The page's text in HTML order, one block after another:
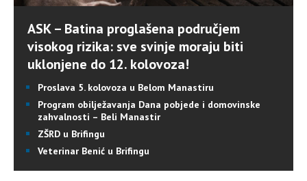
ASK – Batina proglašena područjem
visokog rizika: sve svinje moraju biti
uklonjene do 12. kolovoza!
Proslava 5. kolovoza u Belom Manastiru
Program obilježavanja Dana pobjede i domovinske
zahvalnosti – Beli Manastir
ZŠRD u Brifingu
Veterinar Benić u Brifingu